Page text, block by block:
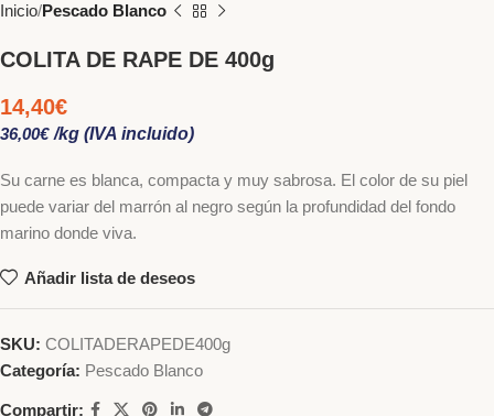
Inicio Pescado Blanco
COLITA DE RAPE DE 400g
14,40€
36,00€ /kg (IVA incluido)
Su carne es blanca, compacta y muy sabrosa. El color de su piel
puede variar del marrón al negro según la profundidad del fondo
marino donde viva.
Añadir lista de deseos
SKU: COLITADERAPEDE400g
Categoría: Pescado Blanco
Compartir: